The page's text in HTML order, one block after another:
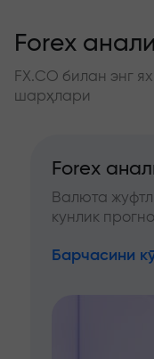
Forex
FX.CO билан энг
шарҳлари
Forex
Валюта
кунлик
Барчасини